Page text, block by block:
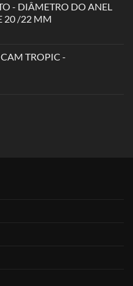
- DIÂMETRO DO ANEL
20 /22 MM
TROPIC -